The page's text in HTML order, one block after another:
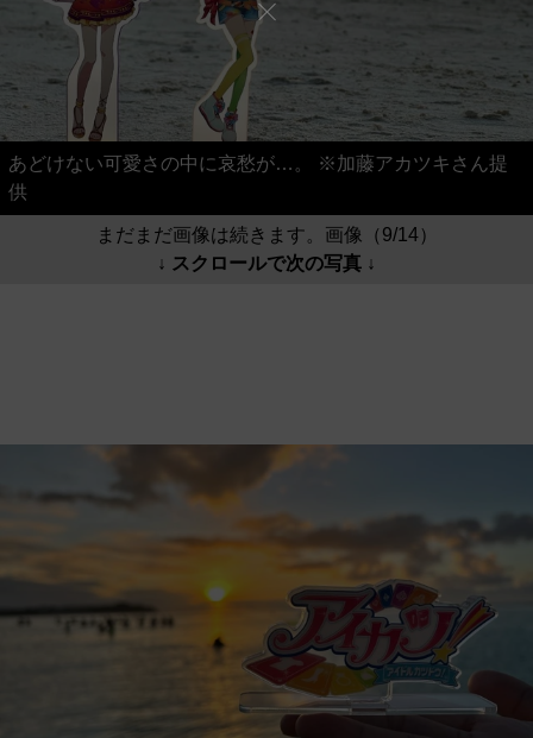
あどけない可愛さの中に哀愁が…。 ※加藤アカツキさん提
供
まだまだ画像は続きます。画像（9/14）
↓ スクロールで次の写真 ↓